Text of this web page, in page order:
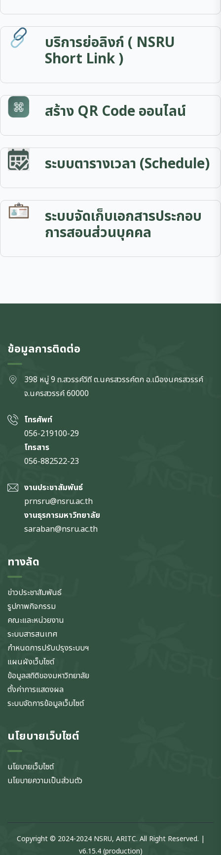
บริการย่อลิงก์ ( NSRU
Short Link )
สร้าง QR Code ออนไลน์
ระบบตารางเวลา (Schedule)
ระบบจัดเก็บเอกสารประกอบ
การสอนส่วนบุคคล
ข้อมูลการติดต่อ
398 หมู่ 9 ถ.สวรรค์วิถี ต.นครสวรรค์ตก อ.เมืองนครสวรรค์
จ.นครสวรรค์60000
โทรศัพท์
056-219100-29
โทรสาร
056-882522-23
งานประชาสัมพันธ์
prnsru@nsru.ac.th
งานธุรการมหาวิทยาลัย
saraban@nsru.ac.th
ทางลัด
ข่าวประชาสัมพันธ์
รูปภาพกิจกรรม
คณะและหน่วยงาน
ระบบสารสนเทศ
กำหนดการปรับปรุงระบบฯ
แผนผังเว็บไซต์
ข้อมูลสถิติของมหาวิทยาลัย
ตั้งค่าการแสดงผล
ระบบจัดการข้อมูลเว็บไซต์
นโยบายเว็บไซต์
นโยบายเว็บไซต์
นโยบายความเป็นส่วนตัว
Copyright © 2024-2024 NSRU, ARITC. All Right Reserved. |
v6.15.4 (production)